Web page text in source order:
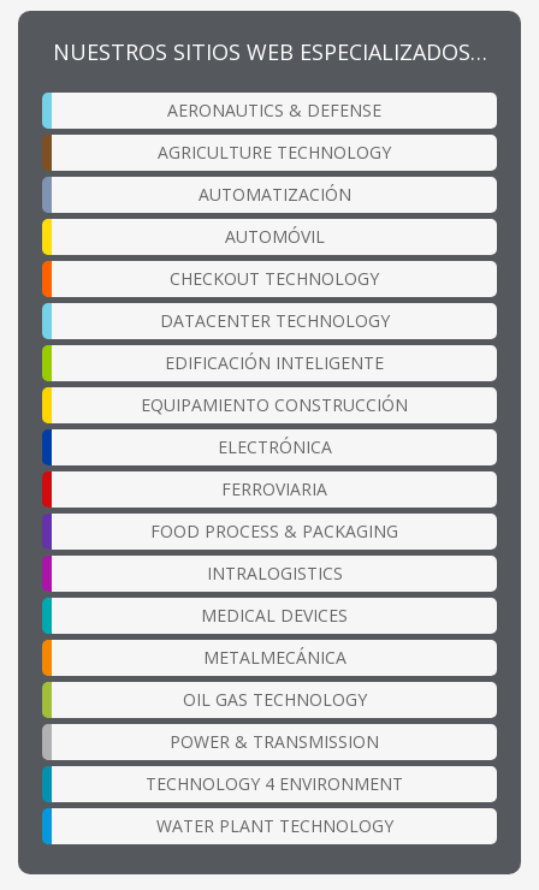
NUESTROS SITIOS WEB ESPECIALIZADOS…
AERONAUTICS & DEFENSE
AGRICULTURE TECHNOLOGY
AUTOMATIZACIÓN
AUTOMÓVIL
CHECKOUT TECHNOLOGY
DATACENTER TECHNOLOGY
EDIFICACIÓN INTELIGENTE
EQUIPAMIENTO CONSTRUCCIÓN
ELECTRÓNICA
FERROVIARIA
FOOD PROCESS & PACKAGING
INTRALOGISTICS
MEDICAL DEVICES
METALMECÁNICA
OIL GAS TECHNOLOGY
POWER & TRANSMISSION
TECHNOLOGY 4 ENVIRONMENT
WATER PLANT TECHNOLOGY